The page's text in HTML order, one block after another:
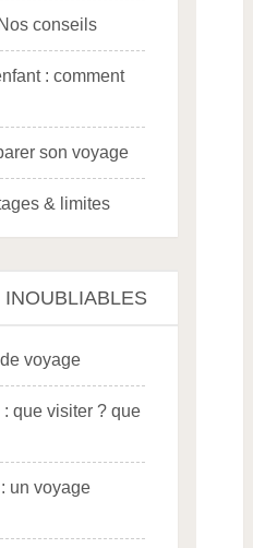
conseils
: comment
son voyage
& limites
voyage
que visiter ? que
un voyage